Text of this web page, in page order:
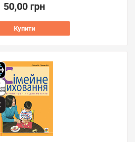
50,00 грн
Купити